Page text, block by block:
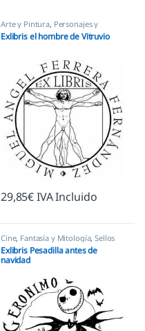
Arte y Pintura, Personajes y
Figuras Sellos Ex Libris
Exlibris el hombre de Vitruvio
29,85€IVA Incluido
Cine, Fantasía y Mitología,Sellos
Ex Libris
Exlibris Pesadilla antes de
navidad